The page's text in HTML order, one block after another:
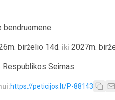
bendruomene
birželio 14d. iki 2027m.
Respublikos Seimas
https://peticijos.lt/P-88143